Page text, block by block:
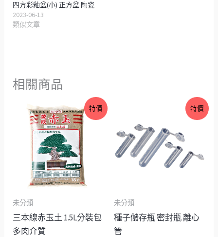
四方彩釉盆(小) 正方盆 陶瓷
2023-06-13
類似文章
相關商品
特價
未分類
三本線赤玉土 1.5L分裝包
多肉介質
價
格
範
圍：
NT$39
到
NT$49
特價
未分類
種子儲存瓶 密封瓶 離心
管
圍：
NT$1
到
NT$3